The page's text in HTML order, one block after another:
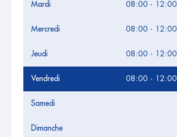
Mardi 08:00 - 12:00
Mercredi 08:00 - 12:00
Jeudi 08:00 - 12:00
Vendredi 08:00 - 12:00
Samedi
Dimanche